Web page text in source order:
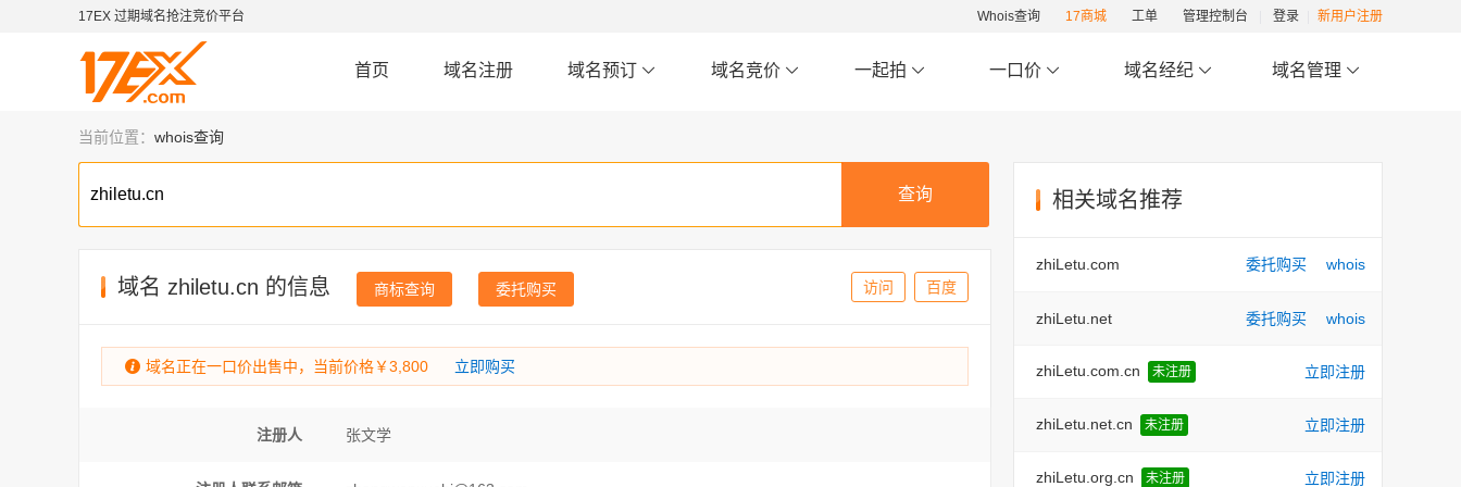
17EX 过期域名抢注竞价平台 Whois查询 17商城 工单 管理控制台 登录 新用户注册
首页 域名注册 域名预订 域名竞价 一起拍 一口价 域名经纪 域名管理
当前位置： whois查询
域名 zhiletu.cn 的信息 商标查询 委托购买 访问 百度
域名正在一口价出售中，当前价格￥3,800 立即购买
注册人 张文学
相关域名推荐
zhiLetu.com 委托购买 whois
zhiLetu.net 委托购买 whois
zhiLetu.com.cn 未注册 立即注册
zhiLetu.net.cn 未注册 立即注册
zhiLetu.org.cn 未注册 立即注册